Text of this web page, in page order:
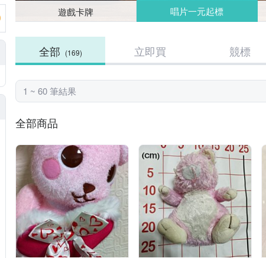
遊戲卡牌 唱片一元起標
全部 (169) 立即買 競標
1 ~ 60 筆結果
全部商品